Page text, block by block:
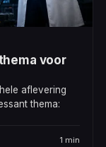
voor
aflevering
thema:
1 min